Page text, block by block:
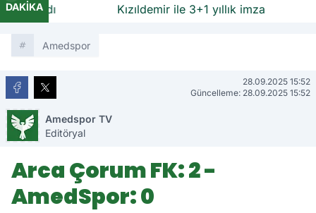
DAKİKA
Kızıldemir ile 3+1 yıllık imza
Amedspor
28.09.2025 15:52
Güncelleme: 28.09.2025 15:52
Amedspor TV
Editöryal
Arca Çorum FK: 2 -
AmedSpor: 0